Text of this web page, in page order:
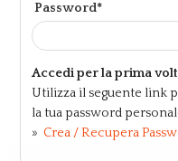
Password*
Accedi per la prima
Utilizza il seguente link
la tua password
» Crea / Recupera